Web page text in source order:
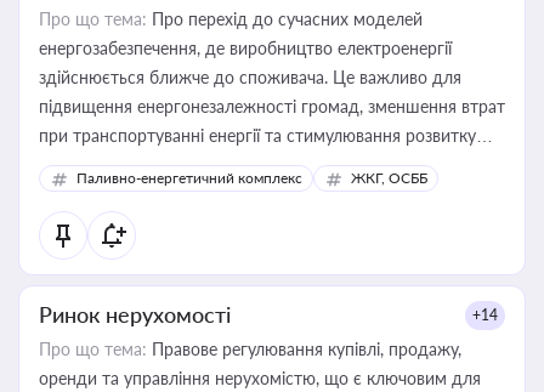
Про що тема: Про перехід до сучасних моделей
енергозабезпечення, де виробництво електроенергії
здійснюється ближче до споживача. Це важливо для
підвищення енергонезалежності громад, зменшення втрат
при транспортуванні енергії та стимулювання розвитку
відновлюваних джерел
Паливно-енергетичний комплекс ЖКГ, ОСББ
Ринок нерухомості +14
Про що тема: Правове регулювання купівлі, продажу,
оренди та управління нерухомістю, що є ключовим для